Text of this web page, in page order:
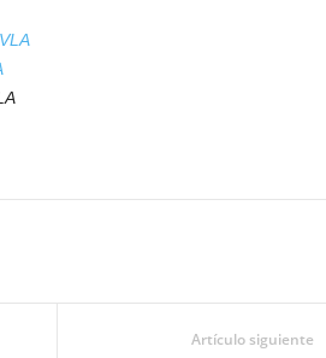
Artículo siguiente